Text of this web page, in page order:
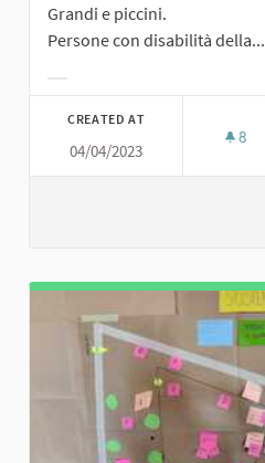
Grandi e piccini.
Persone con disabilità della...
CREATED AT
04/04/2023
8